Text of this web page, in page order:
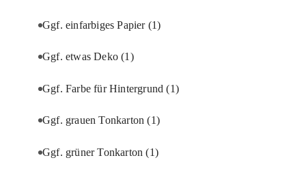
Ggf. einfarbiges Papier (1)
Ggf. etwas Deko(1)
Ggf. Farbe für Hintergrund(1)
Ggf. grauen Tonkarton(1)
Ggf. grüner Tonkarton(1)